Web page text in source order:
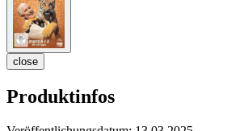
close
Produktinfos